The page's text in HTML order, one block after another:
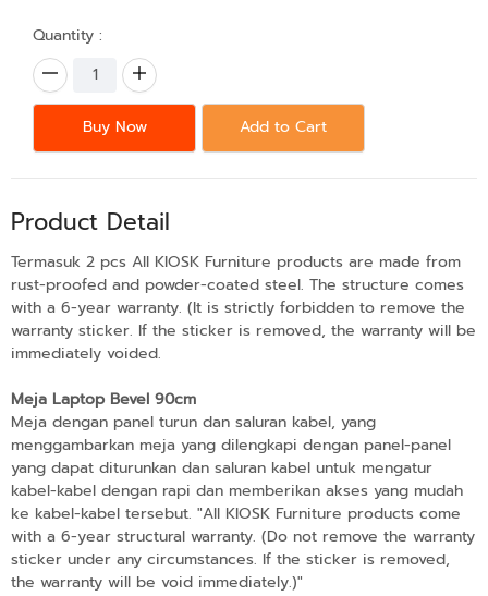
Quantity :
Buy Now Add to Cart
Product Detail
Termasuk 2 pcs All KIOSK Furniture products are made from
rust-proofed and powder-coated steel. The structure comes
with a 6-year warranty. (It is strictly forbidden to remove the
warranty sticker. If the sticker is removed, the warranty will be
immediately voided.
Meja Laptop Bevel 90cm
Meja dengan panel turun dan saluran kabel, yang
menggambarkan meja yang dilengkapi dengan panel-panel
yang dapat diturunkan dan saluran kabel untuk mengatur
kabel-kabel dengan rapi dan memberikan akses yang mudah
ke kabel-kabel tersebut. "All KIOSK Furniture products come
with a 6-year structural warranty. (Do not remove the warranty
sticker under any circumstances. If the sticker is removed,
the warranty will be void immediately.)"